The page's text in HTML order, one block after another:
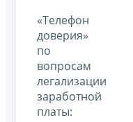
«Телефон
доверия»
по
вопросам
легализации
заработной
платы: